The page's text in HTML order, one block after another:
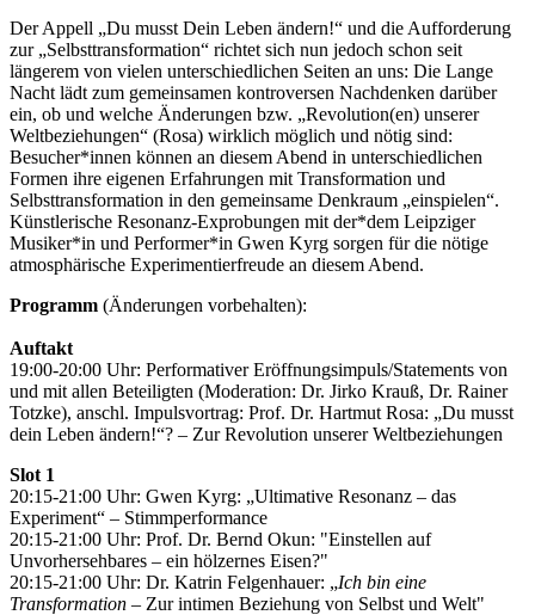
Der Appell „Du musst Dein Leben ändern!“ und die Aufforderung
zur „Selbsttransformation“ richtet sich nun jedoch schon seit
längerem von vielen unterschiedlichen Seiten an uns: Die Lange
Nacht lädt zum gemeinsamen kontroversen Nachdenken darüber
ein, ob und welche Änderungen bzw. „Revolution(en) unserer
Weltbeziehungen“ (Rosa) wirklich möglich und nötig sind:
Besucher*innen können an diesem Abend in unterschiedlichen
Formen ihre eigenen Erfahrungen mit Transformation und
Selbsttransformation in den gemeinsame Denkraum „einspielen“.
Künstlerische Resonanz-Exprobungen mit der*dem Leipziger
Musiker*in und Performer*in Gwen Kyrg sorgen für die nötige
atmosphärische Experimentierfreude an diesem Abend.
Programm (Änderungen vorbehalten):
Auftakt
19:00-20:00 Uhr: Performativer Eröffnungsimpuls/Statements von
und mit allen Beteiligten (Moderation: Dr. Jirko Krauß, Dr. Rainer
Totzke), anschl. Impulsvortrag: Prof. Dr. Hartmut Rosa: „Du musst
dein Leben ändern!“? – Zur Revolution unserer Weltbeziehungen
Slot 1
20:15-21:00 Uhr: Gwen Kyrg: „Ultimative Resonanz – das
Experiment“ – Stimmperformance
20:15-21:00 Uhr: Prof. Dr. Bernd Okun: "Einstellen auf
Unvorhersehbares – ein hölzernes Eisen?"
20:15-21:00 Uhr: Dr. Katrin Felgenhauer: „Ich bin eine
Transformation – Zur intimen Beziehung von Selbst und Welt"